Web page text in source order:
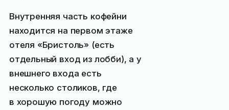
Внутренняя часть кофейни
находится на первом этаже
отеля «Бристоль» (есть
отдельный вход из лобби), а у
внешнего входа есть
несколько столиков, где
в хорошую погоду можно